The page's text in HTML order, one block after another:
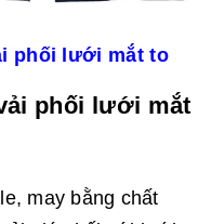
phối lưới mắt to
phối lưới mắt
may bằng chất